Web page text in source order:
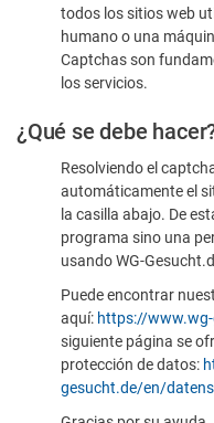
humano
todos los sitios web
humano o una
Captchas son
los servicios.
¿Qué se debe
Resolviendo el
automáticamente el
la casilla abajo. De
programa sino una
usando WG-
Puede encontrar
aquí: https://
siguiente página se
protección de datos:
gesucht.de/en/